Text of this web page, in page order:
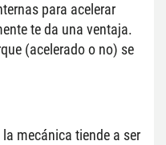
para acelerar
te da una ventaja.
(acelerado o no) se
mecánica tiende a ser